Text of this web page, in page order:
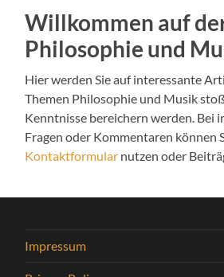
Willkommen auf
Philosophie und
Hier werden Sie auf interessante
Themen Philosophie und Musik
Kenntnisse bereichern werden. Bei
Fragen oder Kommentaren können
Kontaktformular nutzen oder
Impressum